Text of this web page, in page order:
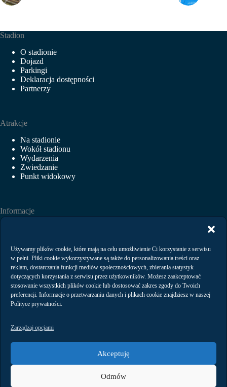
Używamy plików cookie, które mają na celu umożliwienie Ci korzystanie z serwisu
w pełni. Pliki cookie wykorzystywane są także do personalizowania treści oraz
reklam, dostarczania funkcji mediów społecznościowych, zbierania statystyk
dotyczących korzystania z serwisu przez użytkowników. Możesz zaakceptować
stosowanie wszystkich plików cookie lub dostosować zakres zgody do Twoich
preferencji. Informacje o przetwarzaniu danych i plikach cookie znajdziesz w naszej
Polityce prywatności.
Zarządzaj opcjami
Akceptuję
Odmów
Stadion
O stadionie
Dojazd
Parkingi
Deklaracja dostępności
Partnerzy
Atrakcje
Na stadionie
Wokół stadionu
Wydarzenia
Zwiedzanie
Punkt widokowy
Informacje
Wynajem
Regulaminy
Polityka prywatności
Kontakt